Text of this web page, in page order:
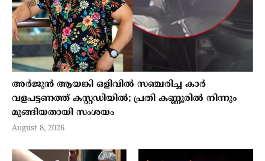
അർജുൻ ആയങ്കി ഒളിവിൽ സഞ്ചരിച്ച കാർ
വളപട്ടണത്ത് കസ്റ്റഡിയിൽ; പ്രതി കണ്ണൂരിൽ നിന്നും
മുങ്ങിയതായി സംശയം
August 8, 2026